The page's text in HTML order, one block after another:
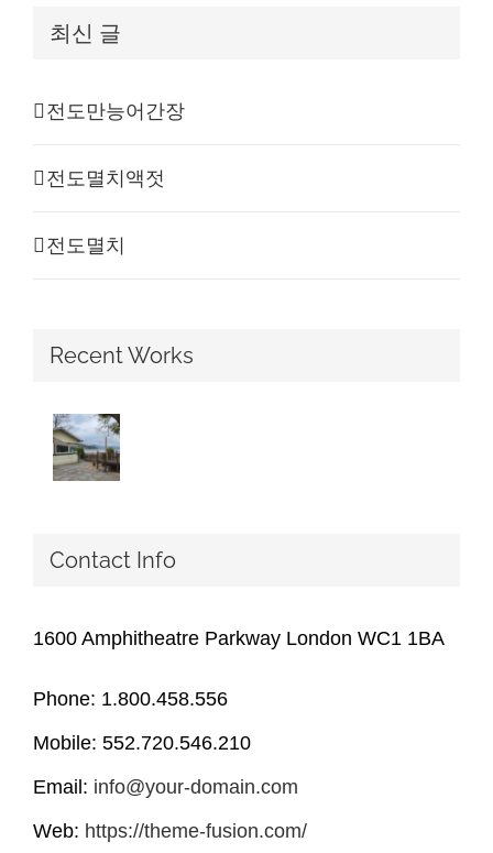
최신 글
전도만능어간장
전도멸치액젓
전도멸치
Recent Works
Contact Info
1600 Amphitheatre Parkway London WC1 1BA
Phone: 1.800.458.556
Mobile: 552.720.546.210
Email: info@your-domain.com
Web: https://theme-fusion.com/